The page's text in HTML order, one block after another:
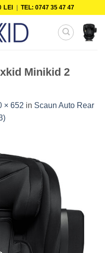
LEI |TEL: 0747 35 47 47
Minikid 2
× 652 in Scaun Auto Rear